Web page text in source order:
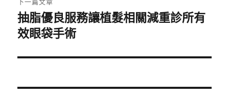
下
一
文
抽脂優良服務讓植髮相關減重診所有
效眼袋手術